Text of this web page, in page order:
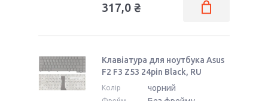
317,0 ₴
Клавіатура для ноутбука Asus
F2 F3 Z53 24pin Black, RU
Колір чорний